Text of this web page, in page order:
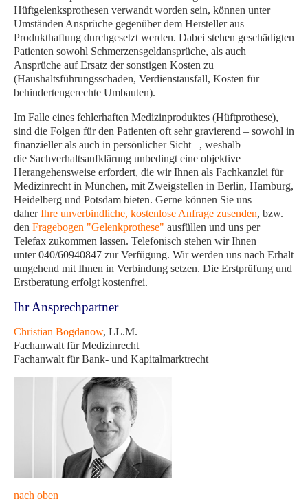
Hüftgelenksprothesen verwandt worden sein, können unter
Umständen Ansprüche gegenüber dem Hersteller aus
Produkthaftung durchgesetzt werden. Dabei stehen geschädigten
Patienten sowohl Schmerzensgeldansprüche, als auch
Ansprüche auf Ersatz der sonstigen Kosten zu
(Haushaltsführungsschaden, Verdienstausfall, Kosten für
behindertengerechte Umbauten).
Im Falle eines fehlerhaften Medizinproduktes (Hüftprothese),
sind die Folgen für den Patienten oft sehr gravierend – sowohl in
finanzieller als auch in persönlicher Sicht –, weshalb
die Sachverhaltsaufklärung unbedingt eine objektive
Herangehensweise erfordert, die wir Ihnen als Fachkanzlei für
Medizinrecht in München, mit Zweigstellen in Berlin, Hamburg,
Heidelberg und Potsdam bieten. Gerne können Sie uns
daherIhre unverbindliche, kostenlose Anfrage zusenden, bzw.
den Fragebogen "Gelenkprothese" ausfüllen und uns per
Telefax zukommen lassen. Telefonisch stehen wir Ihnen
unter 040/60940847 zur Verfügung. Wir werden uns nach Erhalt
umgehend mit Ihnen in Verbindung setzen. Die Erstprüfung und
Erstberatung erfolgt kostenfrei.
Ihr Ansprechpartner
Christian Bogdanow, LL.M.
Fachanwalt für Medizinrecht
Fachanwalt für Bank- und Kapitalmarktrecht
nach oben